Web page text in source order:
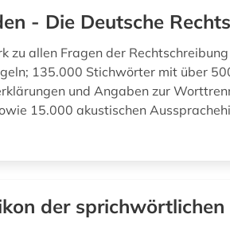
- Die Deutsche
zu allen Fragen der
135.000 Stichwörter mit über
und Angaben zur
15.000 akustischen
der sprichwörtlichen